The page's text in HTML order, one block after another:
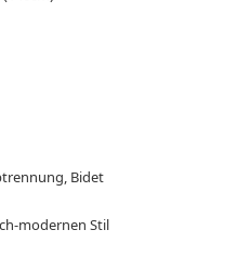
Bidet
modernen Stil